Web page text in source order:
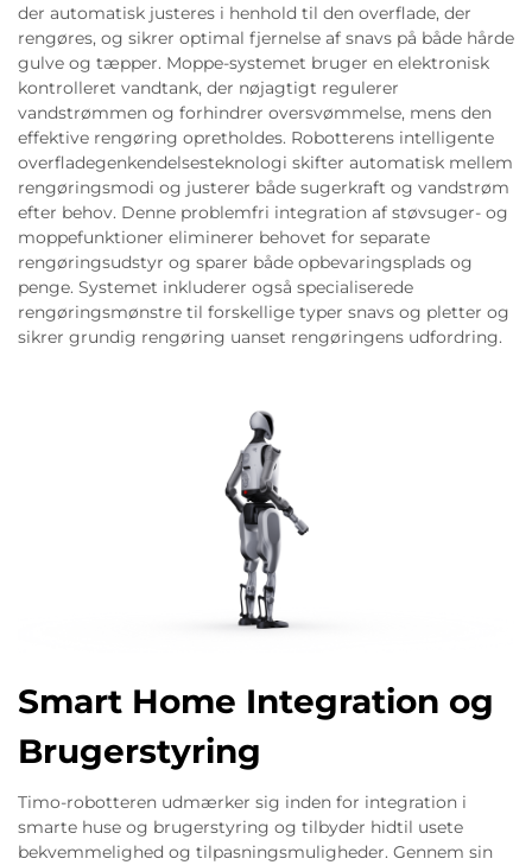
der automatisk justeres i henhold til den overflade, der
rengøres, og sikrer optimal fjernelse af snavs på både hårde
gulve og tæpper. Moppe-systemet bruger en elektronisk
kontrolleret vandtank, der nøjagtigt regulerer
vandstrømmen og forhindrer oversvømmelse, mens den
effektive rengøring opretholdes. Robotterens intelligente
overfladegenkendelsesteknologi skifter automatisk mellem
rengøringsmodi og justerer både sugerkraft og vandstrøm
efter behov. Denne problemfri integration af støvsuger- og
moppefunktioner eliminerer behovet for separate
rengøringsudstyr og sparer både opbevaringsplads og
penge. Systemet inkluderer også specialiserede
rengøringsmønstre til forskellige typer snavs og pletter og
sikrer grundig rengøring uanset rengøringens udfordring.
Smart Home Integration og
Brugerstyring
Timo-robotteren udmærker sig inden for integration i
smarte huse og brugerstyring og tilbyder hidtil usete
bekvemmelighed og tilpasningsmuligheder. Gennem sin